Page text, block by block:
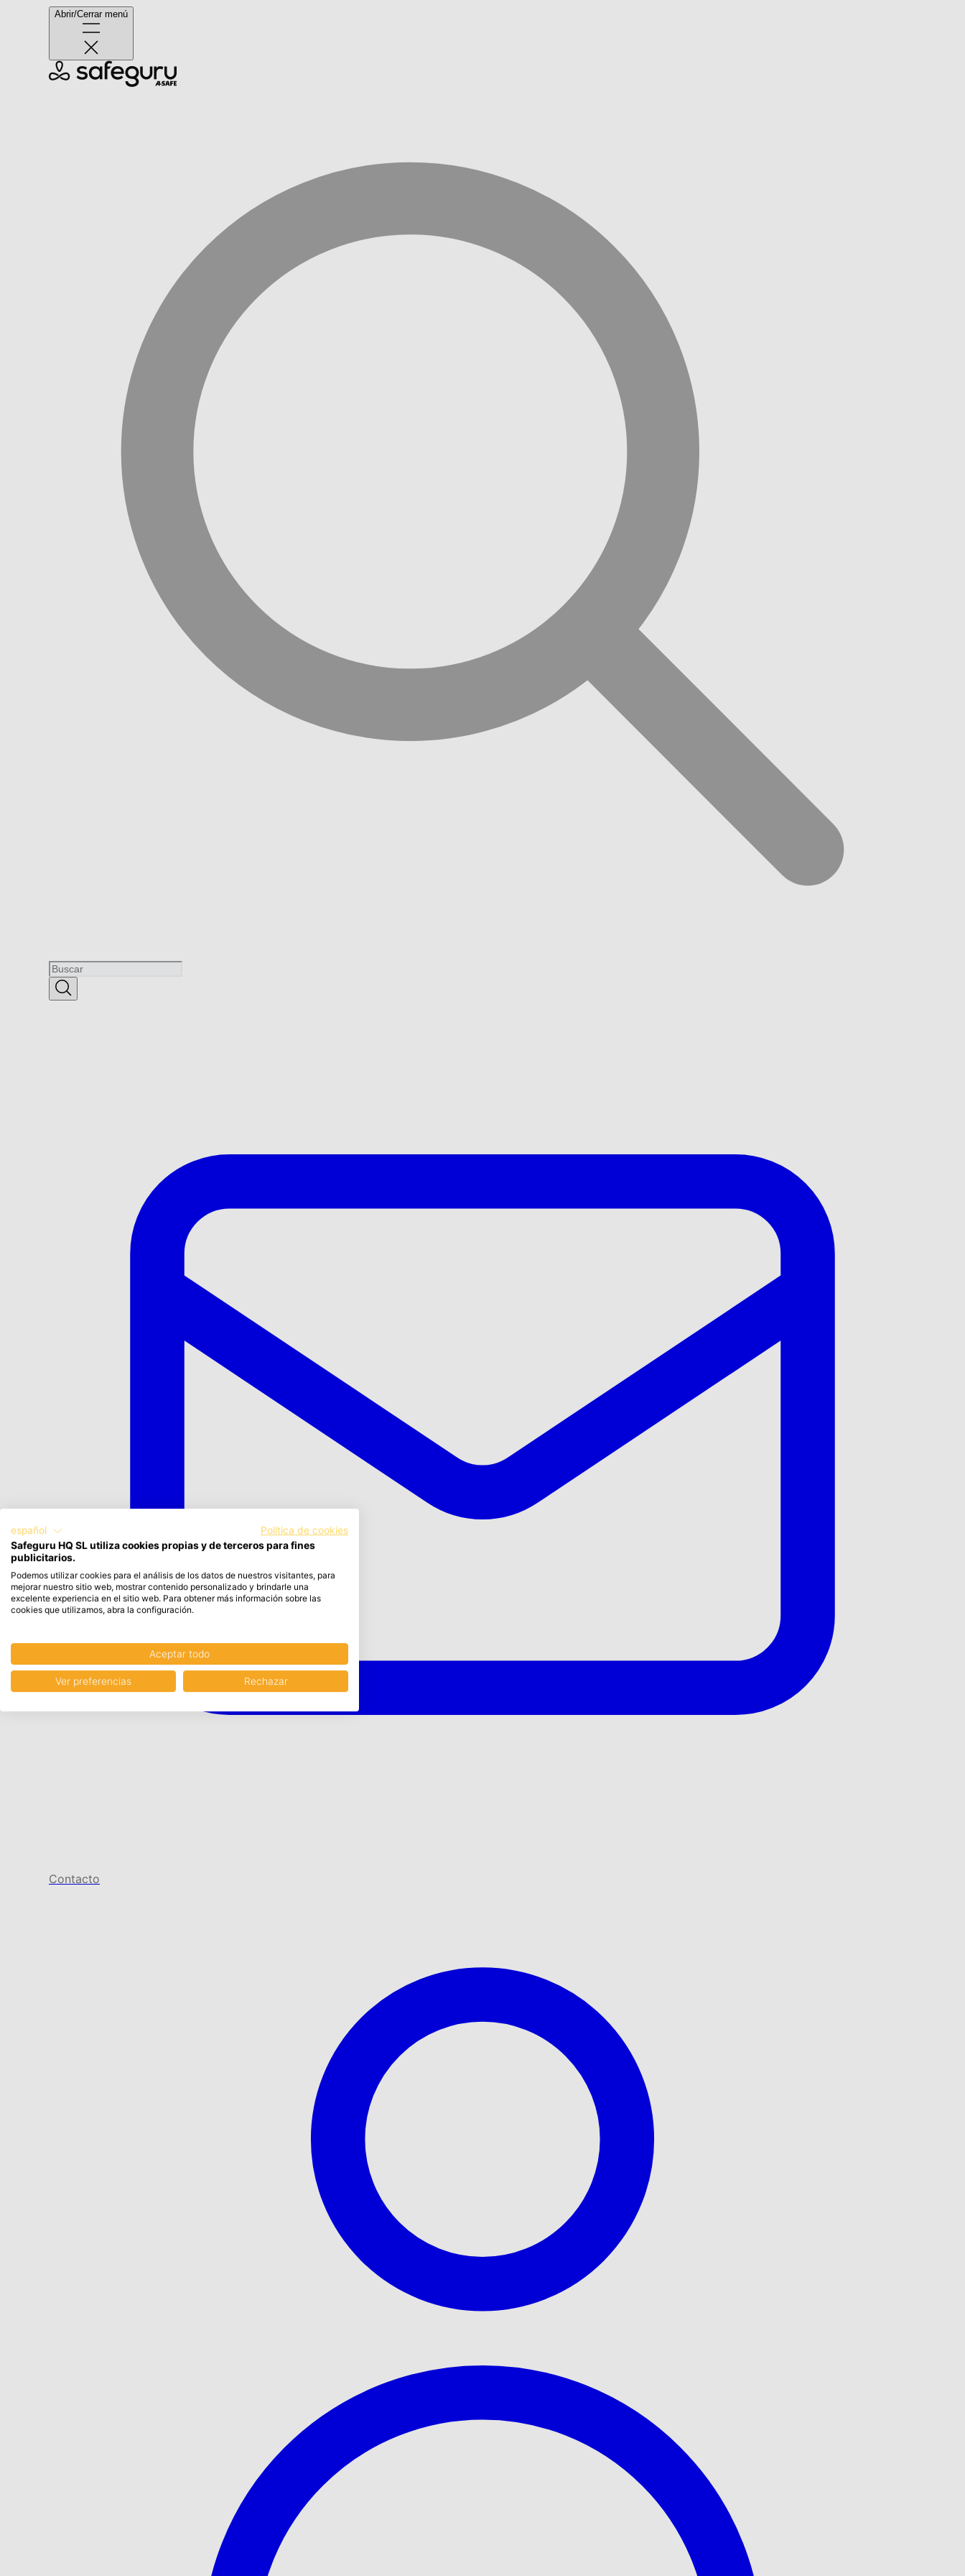
Abrir/Cerrar menú
Contacto
español
Política de cookies
Safeguru HQ SL utiliza cookies propias y de terceros para fines
publicitarios.
Podemos utilizar cookies para el análisis de los datos de nuestros visitantes, para
mejorar nuestro sitio web, mostrar contenido personalizado y brindarle una
excelente experiencia en el sitio web. Para obtener más información sobre las
cookies que utilizamos, abra la configuración.
Aceptar todo
Ver preferencias Rechazar